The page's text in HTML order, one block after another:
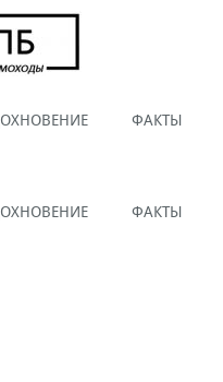
ФАКТЫ
ФАКТЫ